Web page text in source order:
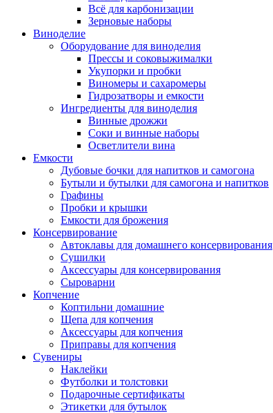
Всё для карбонизации
Зерновые наборы
Виноделие
Оборудование для виноделия
Прессы и соковыжималки
Укупорки и пробки
Виномеры и сахаромеры
Гидрозатворы и емкости
Ингредиенты для виноделия
Винные дрожжи
Соки и винные наборы
Осветлители вина
Емкости
Дубовые бочки для напитков и самогона
Бутыли и бутылки для самогона и напитков
Графины
Пробки и крышки
Емкости для брожения
Консервирование
Автоклавы для домашнего консервирования
Сушилки
Аксессуары для консервирования
Сыроварни
Копчение
Коптильни домашние
Щепа для копчения
Аксессуары для копчения
Приправы для копчения
Сувениры
Наклейки
Футболки и толстовки
Подарочные сертификаты
Этикетки для бутылок